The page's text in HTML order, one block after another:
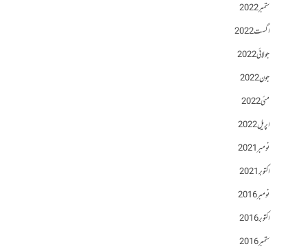
ستمبر 2022
اگست 2022
جولائی 2022
جون 2022
مئی 2022
اپریل 2022
نومبر 2021
اکتوبر 2021
نومبر 2016
اکتوبر 2016
ستمبر 2016